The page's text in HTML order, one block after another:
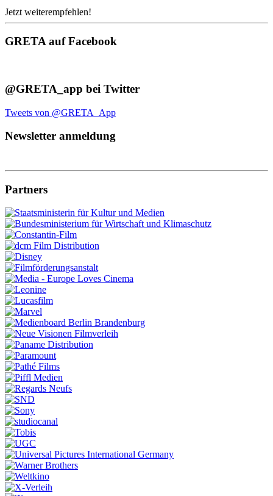
Jetzt weiterempfehlen!
GRETA auf Facebook
@GRETA_app bei Twitter
Tweets von @GRETA_App
Newsletter anmeldung
Partners